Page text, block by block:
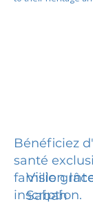
Bénéficiez
santé
famille
inscription.
Vision
Sabah